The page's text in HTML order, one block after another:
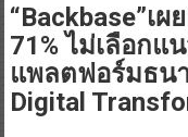
“Backbase”เ
71% ไม่เลือก
แพลตฟอร์มธน
Digital